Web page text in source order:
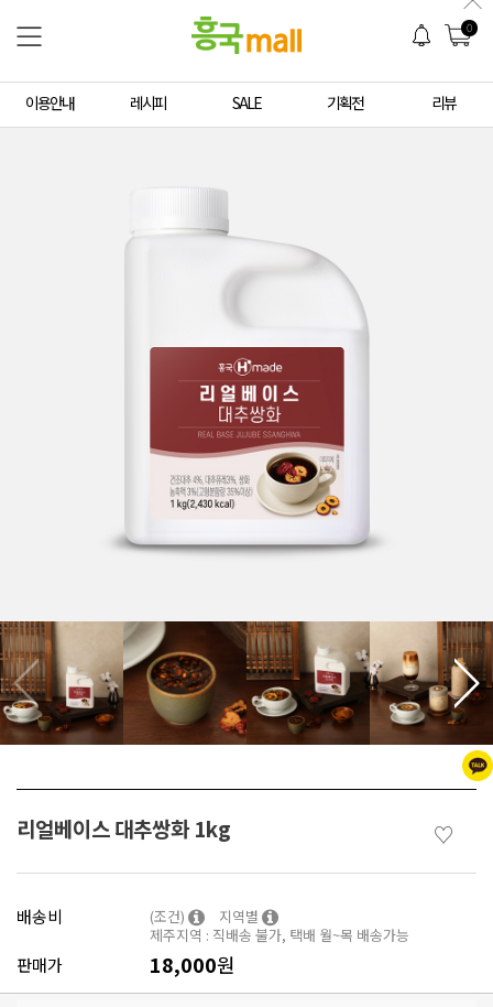
0
이용안내 레시피 SALE 기획전 리뷰
리얼베이스 대추쌍화 1kg ♡
배송비 (조건)
지역별
제주지역 : 직배송 불가, 택배 월~목 배송가능
판매가 18,000원